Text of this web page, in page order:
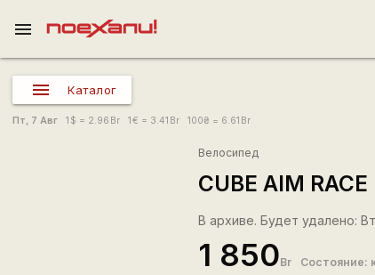
menu
Каталог
Пт, 7 Авг 1 $ = 2.96 Br 1€ = 3.41 Br 100₴ = 6.61 Br
Велосипед
CUBE AIM RACE
В архиве. Будет удалено:
1 850Br Состояние: